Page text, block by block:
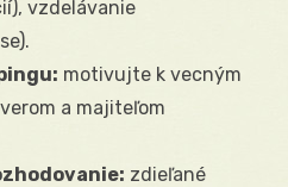
vzdelávanie
motivujte k vecným
a majiteľom
zdieľané